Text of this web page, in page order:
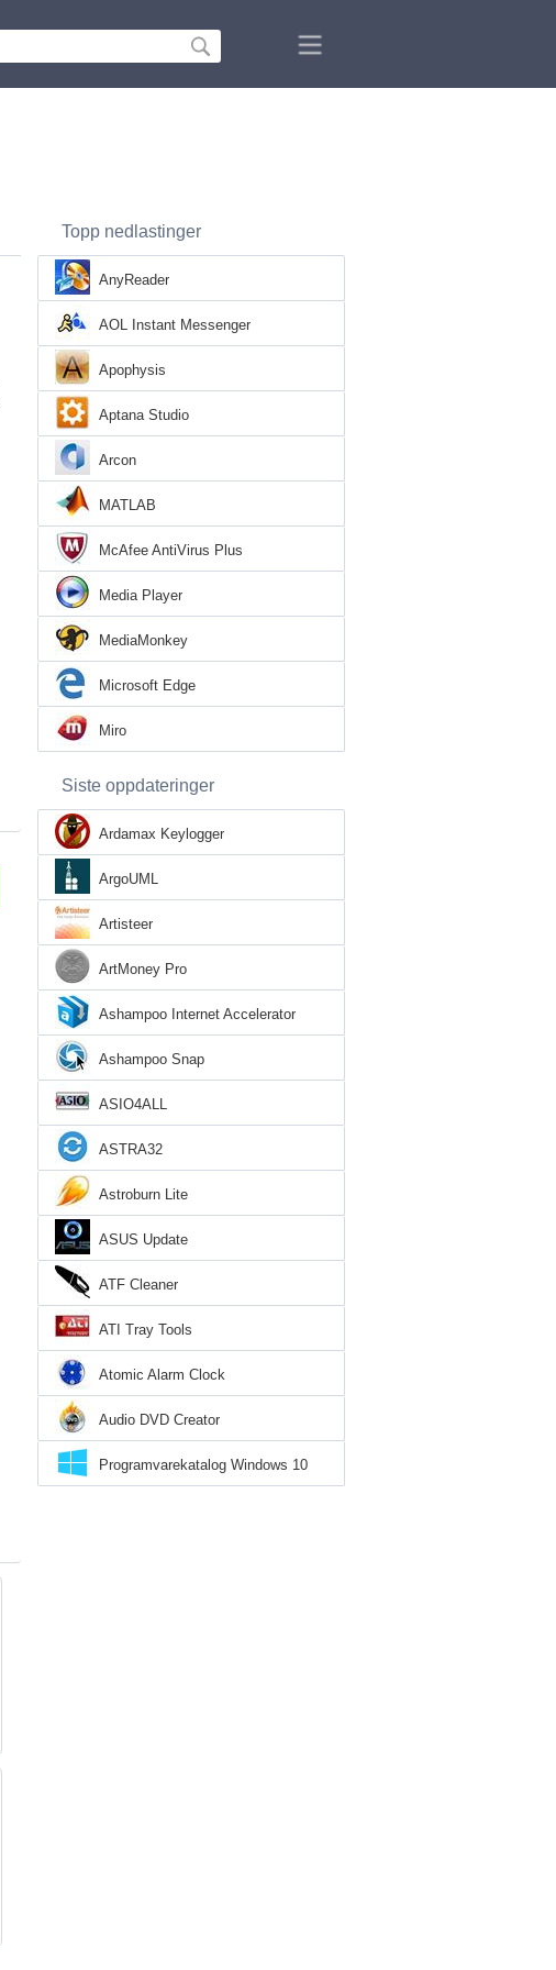
Topp nedlastinger
AnyReader
AOL Instant Messenger
Apophysis
Aptana Studio
Arcon
MATLAB
McAfee AntiVirus Plus
Media Player
MediaMonkey
Microsoft Edge
Miro
Siste oppdateringer
Ardamax Keylogger
ArgoUML
Artisteer
ArtMoney Pro
Ashampoo Internet Accelerator
Ashampoo Snap
ASIO4ALL
ASTRA32
Astroburn Lite
ASUS Update
ATF Cleaner
ATI Tray Tools
Atomic Alarm Clock
Audio DVD Creator
Programvarekatalog Windows 10